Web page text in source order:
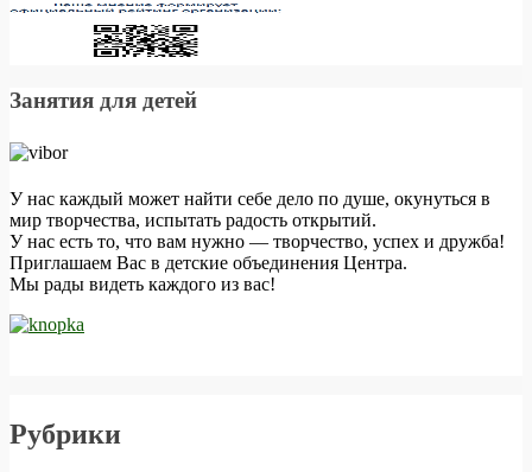
Занятия для детей
У нас каждый может найти себе дело по душе, окунуться в
мир творчества, испытать радость открытий.
У нас есть то, что вам нужно — творчество, успех и дружба!
Приглашаем Вас в детские объединения Центра.
Мы рады видеть каждого из вас!
Рубрики